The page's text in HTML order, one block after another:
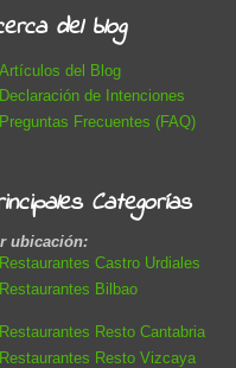
del blog
Artículos del Blog
Declaración de Intenciones
Preguntas Frecuentes (FAQ)
Categorías
ubicación:
Restaurantes Castro Urdiales
Restaurantes Bilbao
Restaurantes Resto Cantabria
Restaurantes Resto Vizcaya